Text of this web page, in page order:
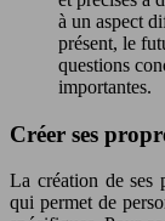
à un aspect
présent, le
questions
importantes.
Créer ses
La création de ses
qui permet de